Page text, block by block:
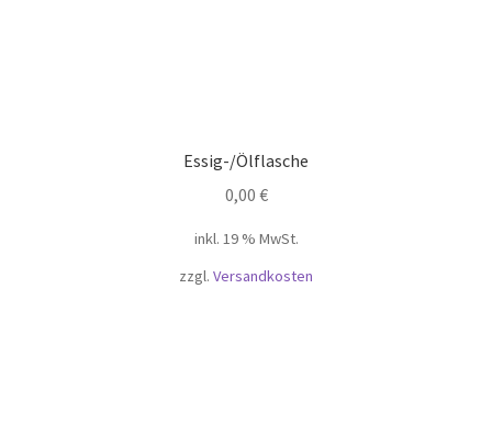
Essig-/Ölflasche
0,00 €
inkl. 19 % MwSt.
zzgl. Versandkosten